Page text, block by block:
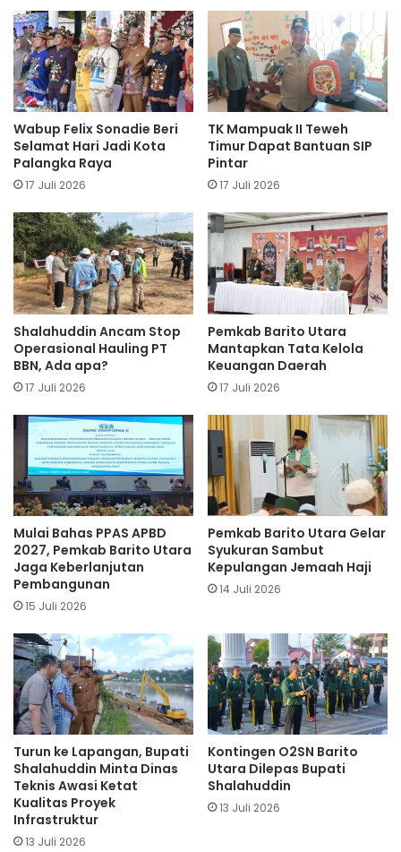
Wabup Felix Sonadie Beri
Selamat Hari Jadi Kota
Palangka Raya
17 Juli 2026
TK Mampuak II Teweh
Timur Dapat Bantuan SIP
Pintar
17 Juli 2026
Shalahuddin Ancam Stop
Operasional Hauling PT
BBN, Ada apa?
17 Juli 2026
Pemkab Barito Utara
Mantapkan Tata Kelola
Keuangan Daerah
17 Juli 2026
Mulai Bahas PPAS APBD
2027, Pemkab Barito Utara
Jaga Keberlanjutan
Pembangunan
15 Juli 2026
Pemkab Barito Utara Gelar
Syukuran Sambut
Kepulangan Jemaah Haji
14 Juli 2026
Turun ke Lapangan, Bupati
Shalahuddin Minta Dinas
Teknis Awasi Ketat
Kualitas Proyek
Infrastruktur
13 Juli 2026
Kontingen O2SN Barito
Utara Dilepas Bupati
Shalahuddin
13 Juli 2026